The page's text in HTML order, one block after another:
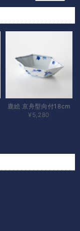
鹿絵 京舟型向付18cm
¥5,280